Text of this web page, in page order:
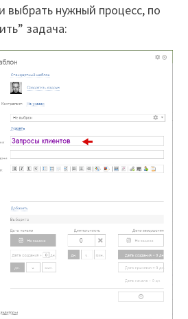
выбрать нужный процесс, по
задача: